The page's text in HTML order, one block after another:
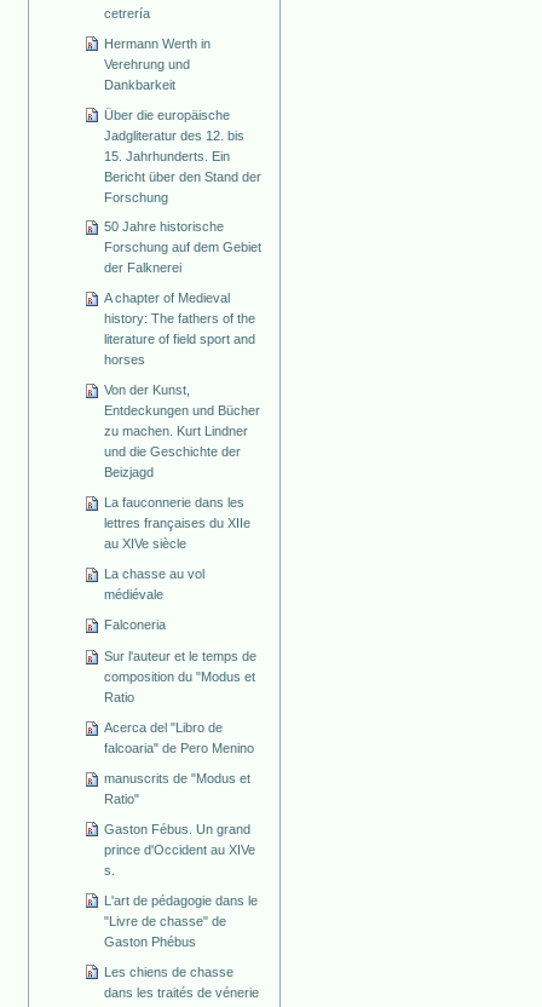
cetrería
Hermann Werth in
Verehrung und
Dankbarkeit
Über die europäische
Jadgliteratur des 12. bis
15. Jahrhunderts. Ein
Bericht über den Stand der
Forschung
50 Jahre historische
Forschung auf dem Gebiet
der Falknerei
A chapter of Medieval
history: The fathers of the
literature of field sport and
horses
Von der Kunst,
Entdeckungen und Bücher
zu machen. Kurt Lindner
und die Geschichte der
Beizjagd
La fauconnerie dans les
lettres françaises du XIIe
au XIVe siècle
La chasse au vol
médiévale
Falconeria
Sur l'auteur et le temps de
composition du "Modus et
Ratio
Acerca del "Libro de
falcoaria" de Pero Menino
manuscrits de "Modus et
Ratio"
Gaston Fébus. Un grand
prince d'Occident au XIVe
s.
L'art de pédagogie dans le
"Livre de chasse" de
Gaston Phébus
Les chiens de chasse
dans les traités de vénerie